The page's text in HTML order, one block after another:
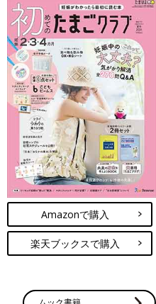
Amazonで購入
楽天ブックスで購入